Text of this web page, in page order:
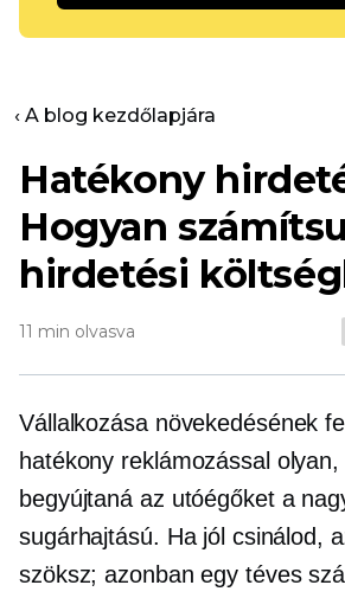
‹ A blog kezdőlapjára
Hatékony
Hogyan
hirdetési
11 min olvasva
Vállalkozása növekedésének
hatékony reklámozással
begyújtaná az utóégőket a
sugárhajtású. Ha jól csinálod,
szöksz; azonban egy téves